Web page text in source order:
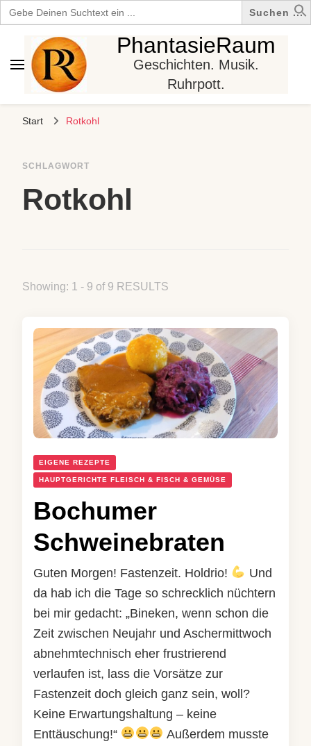
Search
for:
PhantasieRaum
Geschichten. Musik.
Ruhrpott.
Start Rotkohl
SCHLAGWORT
Rotkohl
Showing: 1 - 9 of 9 RESULTS
EIGENE REZEPTE
HAUPTGERICHTE FLEISCH & FISCH & GEMÜSE
Bochumer
Schweinebraten
Guten Morgen! Fastenzeit. Holdrio!
Und
da hab ich die Tage so schrecklich nüchtern
bei mir gedacht: „Bineken, wenn schon die
Zeit zwischen Neujahr und Aschermittwoch
abnehmtechnisch eher frustrierend
verlaufen ist, lass die Vorsätze zur
Fastenzeit doch gleich ganz sein, woll?
Keine Erwartungshaltung – keine
Enttäuschung!“
Außerdem musste